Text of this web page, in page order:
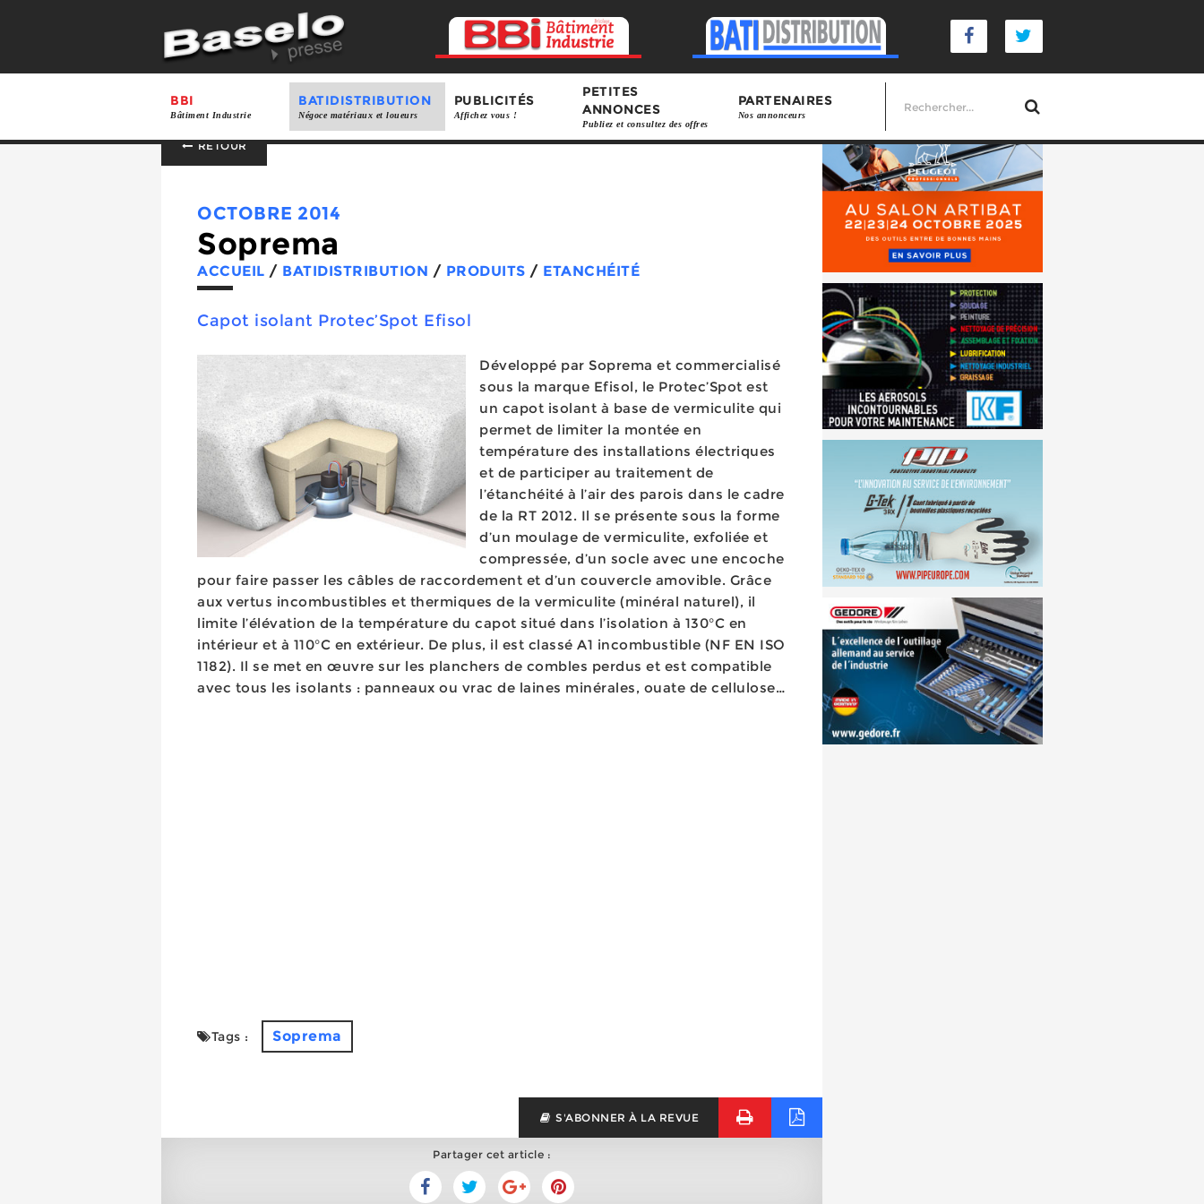
BBI
Bâtiment Industrie
BATIDISTRIBUTION
Négoce matériaux et loueurs
PUBLICITÉS
Affichez vous !
PETITES
ANNONCES
Publiez et consultez des offres
PARTENAIRES
Nos annonceurs
RETOUR
OCTOBRE 2014
Soprema
ACCUEIL / BATIDISTRIBUTION / PRODUITS / ETANCHÉITÉ
Capot isolant Protec’Spot Efisol
Développé par Soprema et commercialisé
sous la marque Efisol, le Protec’Spot est
un capot isolant à base de vermiculite qui
permet de limiter la montée en
température des installations électriques
et de participer au traitement de
l’étanchéité à l’air des parois dans le cadre
de la RT 2012. Il se présente sous la forme
d’un moulage de vermiculite, exfoliée et
compressée, d’un socle avec une encoche
pour faire passer les câbles de raccordement et d’un couvercle amovible. Grâce
aux vertus incombustibles et thermiques de la vermiculite (minéral naturel), il
limite l’élévation de la température du capot situé dans l’isolation à 130°C en
intérieur et à 110°C en extérieur. De plus, il est classé A1 incombustible (NF EN ISO
1182). Il se met en œuvre sur les planchers de combles perdus et est compatible
avec tous les isolants : panneaux ou vrac de laines minérales, ouate de cellulose…
Tags : Soprema
S'ABONNER À LA REVUE
Partager cet article :